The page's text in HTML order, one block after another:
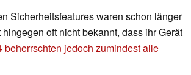
Sicherheitsfeatures waren schon länger
oft nicht bekannt, dass ihr Gerät
beherrschten jedoch zumindest alle